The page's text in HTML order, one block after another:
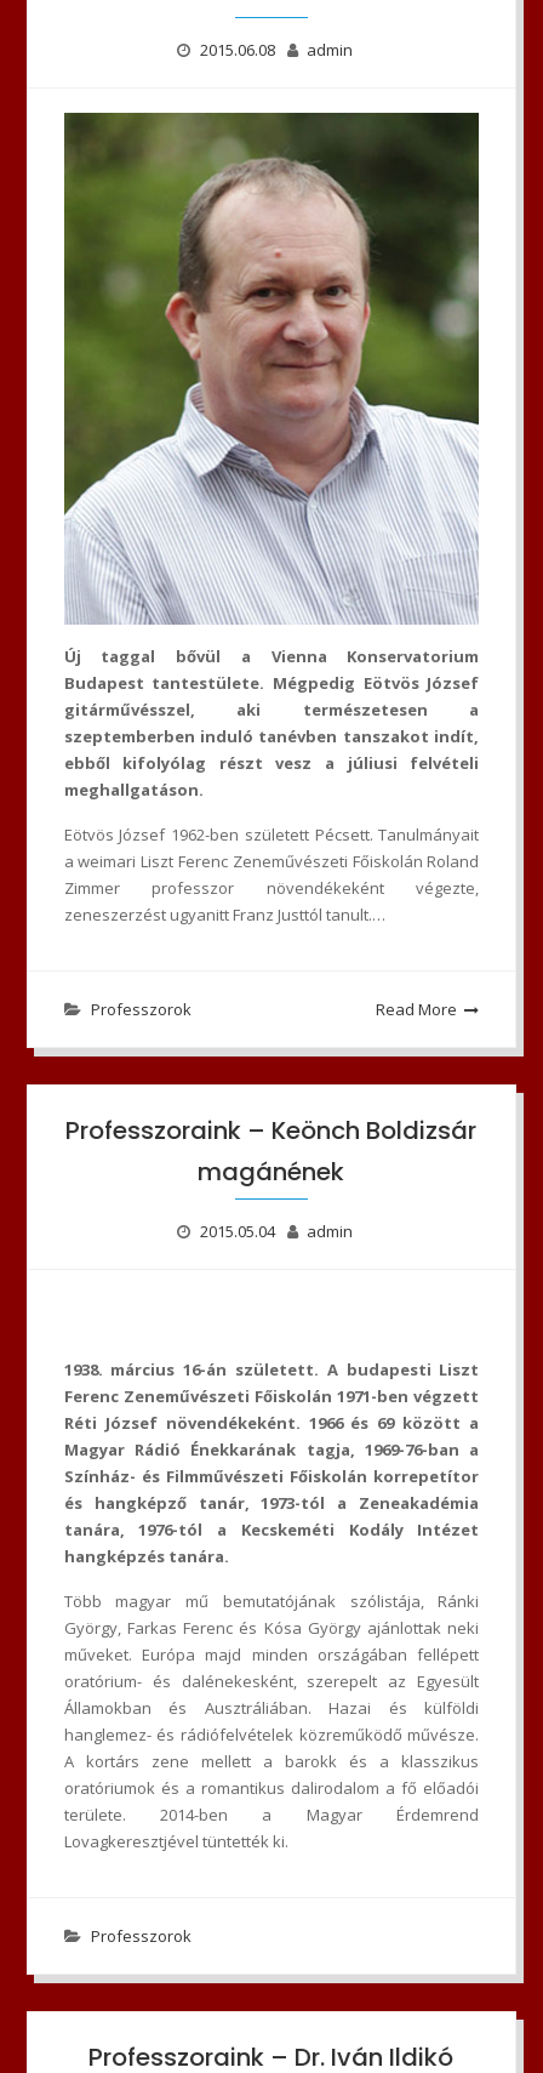
2015.06.08 admin
Új taggal bővül a Vienna Konservatorium
Budapest tantestülete. Mégpedig Eötvös József
gitárművésszel, aki természetesen a
szeptemberben induló tanévben tanszakot indít,
ebből kifolyólag részt vesz a júliusi felvételi
meghallgatáson.
Eötvös József 1962-ben született Pécsett. Tanulmányait
a weimari Liszt Ferenc Zeneművészeti Főiskolán Roland
Zimmer professzor növendékeként végezte,
zeneszerzést ugyanitt Franz Justtól tanult.…
Professzorok Read More
Professzoraink – Keönch Boldizsár
magánének
2015.05.04 admin
1938. március 16-án született. A budapesti Liszt
Ferenc Zeneművészeti Főiskolán 1971-ben végzett
Réti József növendékeként. 1966 és 69 között a
Magyar Rádió Énekkarának tagja, 1969-76-ban a
Színház- és Filmművészeti Főiskolán korrepetítor
és hangképző tanár, 1973-tól a Zeneakadémia
tanára, 1976-tól a Kecskeméti Kodály Intézet
hangképzés tanára.
Több magyar mű bemutatójának szólistája, Ránki
György, Farkas Ferenc és Kósa György ajánlottak neki
műveket. Európa majd minden országában fellépett
oratórium- és dalénekesként, szerepelt az Egyesült
Államokban és Ausztráliában. Hazai és külföldi
hanglemez- és rádiófelvételek közreműködő művésze.
A kortárs zene mellett a barokk és a klasszikus
oratóriumok és a romantikus dalirodalom a fő előadói
területe. 2014-ben a Magyar Érdemrend
Lovagkeresztjével tüntették ki.
Professzorok
Professzoraink – Dr. Iván Ildikó